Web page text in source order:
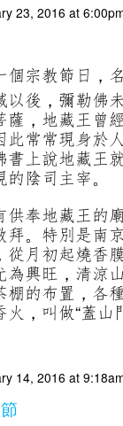
23, 2016 at
宗教節日，名
後，彌勒佛
薩，地藏王曾
此常常現身於
書上說地藏王
陰司主宰。
奉地藏王的
拜。特別是南
從月初起燒香
為興旺，清涼
棚的布置，各
火，叫做“蓋山
14, 2016 at